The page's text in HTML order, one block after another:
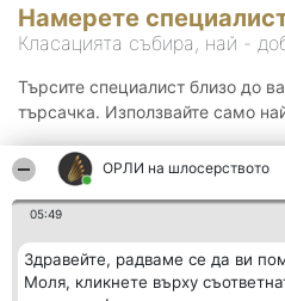
ОРЛИ на шлосерството
05:49
Здравейте, радваме се да ви
Моля, кликнете върху
Намерете
Класацията събира, най -
Търсите специалист близо до
търсачка. Използвайте само